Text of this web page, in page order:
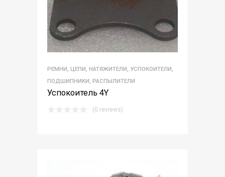
РЕМНИ, ЦЕПИ, НАТЯЖИТЕЛИ, УСПОКОИТЕЛИ,
ПОДШИПНИКИ, РАСПЫЛИТЕЛИ
Успокоитель 4Y
(0 reviews)